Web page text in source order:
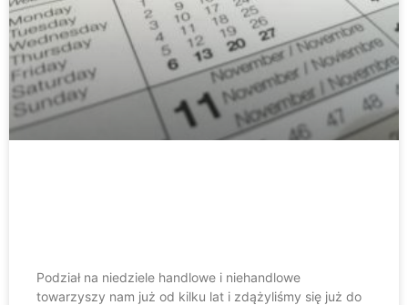
Podział na niedziele handlowe i niehandlowe
towarzyszy nam już od kilku lat i zdążyliśmy się już do